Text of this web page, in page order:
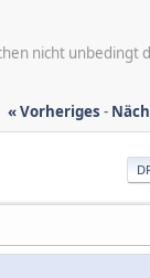
nicht unbedingt
« Vorheriges -